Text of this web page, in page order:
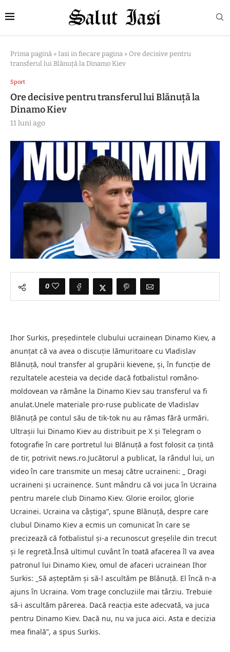
Prima pagină » Iasi in fiecare pagina » Ore decisive pentru
transferul lui Blănuță la Dinamo Kiev
Sport
Ore decisive pentru transferul lui Blănuță la
Dinamo Kiev
11 luni ago
0
Ihor Surkis, preşedintele clubului ucrainean Dinamo Kiev, a
anunţat că va avea o discuţie lămuritoare cu Vladislav
Blănuţă, noul transfer al grupării kievene, şi, în funcţie de
rezultatele acesteia va decide dacă fotbalistul româno-
moldovean va rămâne la Dinamo Kiev sau transferul va fi
anulat.Unele materiale pro-ruse publicate de Vladislav
Blănuţă pe contul său de tik-tok nu au rămas fără urmări.
Ultraşii lui Dinamo Kiev au distribuit pe X şi Telegram o
fotografie în care portretul lui Blănuţă a fost folosit ca ţintă
de tir, potrivit news.ro.Jucătorul a publicat, la rândul lui, un
video în care transmite un mesaj către ucraineni: ˷ Dragi
ucraineni şi ucrainence. Sunt mândru că voi juca în Ucraina
pentru marele club Dinamo Kiev. Glorie eroilor, glorie
Ucrainei. Ucraina va câştiga”, spune Blănuţă, despre care
clubul Dinamo Kiev a ecmis un comunicat în care se
precizează că fotbalistul şi-a recunoscut greşelile din trecut
şi le regretă.Însă ultimul cuvânt în toată afacerea îl va avea
patronul lui Dinamo Kiev, omul de afaceri ucrainean Ihor
Surkis: ˷Să aşteptăm şi să-l ascultăm pe Blănuţă. El încă n-a
ajuns în Ucraina. Vom trage concluziile mai târziu. Trebuie
să-i ascultăm părerea. Dacă reacţia este adecvată, va juca
pentru Dinamo Kiev. Dacă nu, nu va juca aici. Asta e decizia
mea finală”, a spus Surkis.